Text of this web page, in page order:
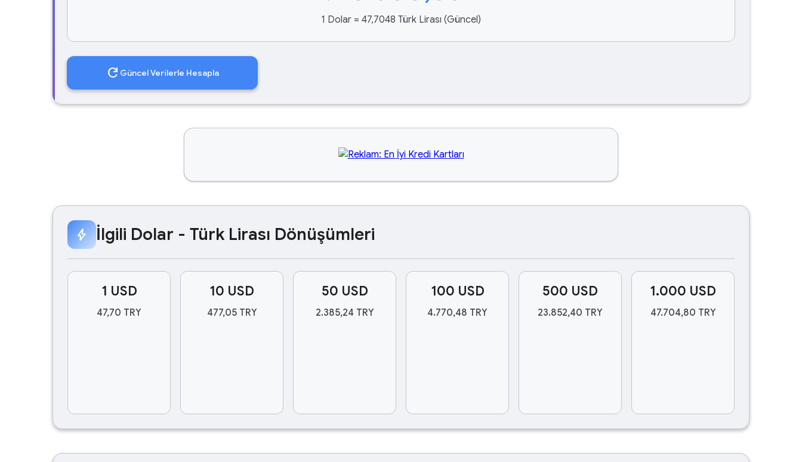
1 Dolar = 47,7048 Türk Lirası (Güncel)
refresh Güncel Verilerle Hesapla
bolt İlgili Dolar - Türk Lirası Dönüşümleri
1 USD
47,70 TRY
10 USD
477,05 TRY
50 USD
2.385,24 TRY
100 USD
4.770,48 TRY
500 USD
23.852,40 TRY
1.000 USD
47.704,80 TRY